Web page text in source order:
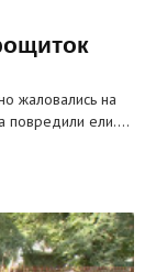
жаловались на
повредили ели.…